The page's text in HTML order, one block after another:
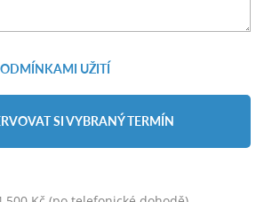
UŽITÍ
SI VYBRANÝ TERMÍN